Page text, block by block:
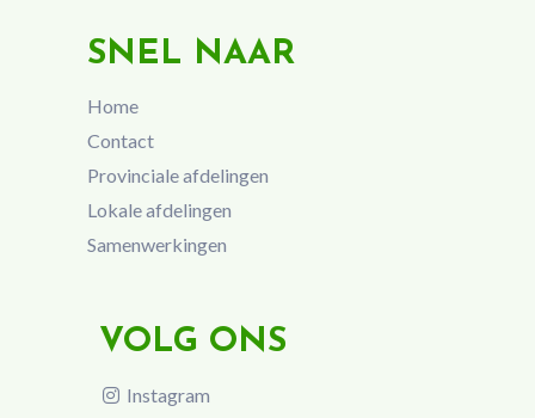
SNEL NAAR
Home
Contact
Provinciale afdelingen
Lokale afdelingen
Samenwerkingen
VOLG ONS
Instagram